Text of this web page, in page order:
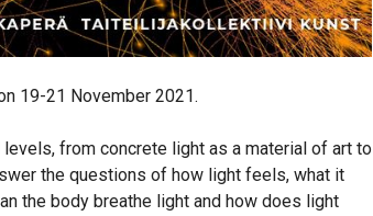
19-21 November 2021.
from concrete light as a material of art to
the questions of how light feels, what it
the body breathe light and how does light